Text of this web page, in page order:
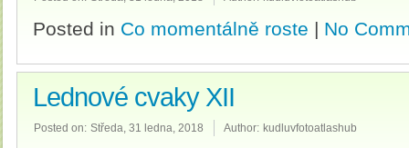
Posted in Co momentálně roste | No
Lednové cvaky XII
Posted on: Středa, 31 ledna, 2018 Author: kudluvfotoatlashub